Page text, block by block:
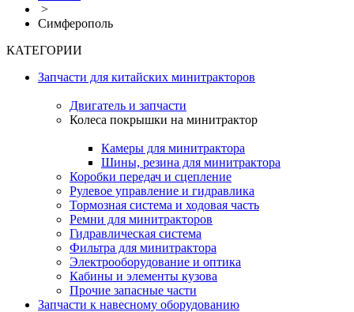
>
Симферополь
КАТЕГОРИИ
Запчасти для китайских минитракторов
Двигатель и запчасти
Колеса покрышки на минитрактор
Камеры для минитрактора
Шины, резина для минитрактора
Коробки передач и сцепление
Рулевое управление и гидравлика
Тормозная система и ходовая часть
Ремни для минитракторов
Гидравлическая система
Фильтра для минитрактора
Электрооборудование и оптика
Кабины и элементы кузова
Прочие запасные части
Запчасти к навесному оборудованию